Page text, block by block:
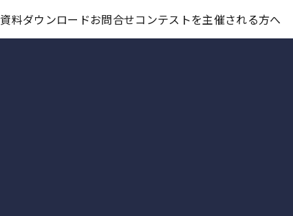
資料ダウンロードお問合せコンテストを主催される方へ